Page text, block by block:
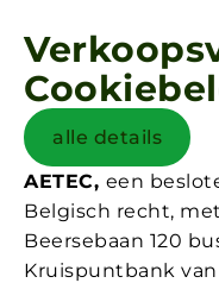
alle details
AETEC, een
Belgisch recht,
Beersebaan 120
Kruispuntbank